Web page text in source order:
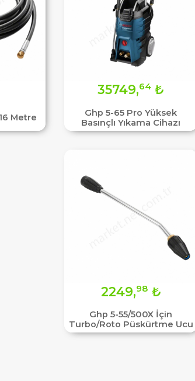
Metre
Ghp 5-65 Pro Yüksek
Basınçlı Yıkama Cihazı
35749,64 ₺
Ghp 5-55/500X İçin
Turbo/Roto Püskürtme Ucu
2249,98 ₺